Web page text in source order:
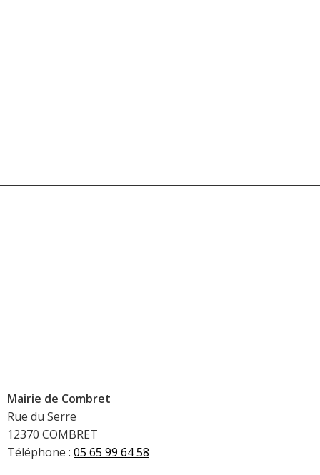
Mairie de Combret
Rue du Serre
12370 COMBRET
Téléphone : 05 65 99 64 58